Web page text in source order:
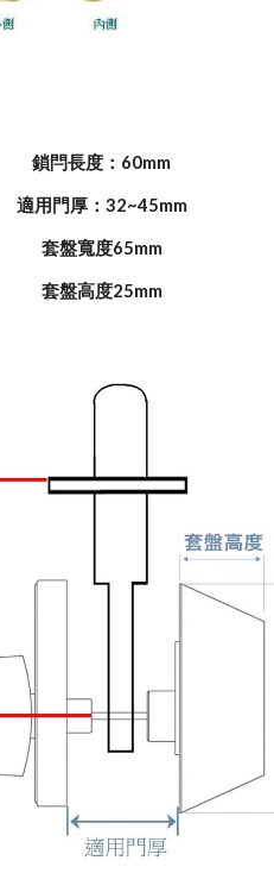
鎖閂長度：60mm
適用門厚：32~45mm
套盤寬度65mm
套盤高度25mm